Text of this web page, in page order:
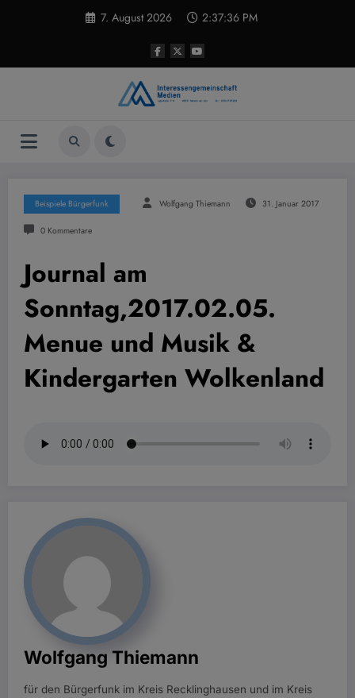
7. August 2026 2:37:37 PM
Beispiele Bürgerfunk Wolfgang Thiemann 31. Januar 2017
0 Kommentare
Journal am
Sonntag,2017.02.05.
Menue und Musik &
Kindergarten Wolkenland
Wolfgang Thiemann
für den Bürgerfunk im Kreis Recklinghausen und im Kreis